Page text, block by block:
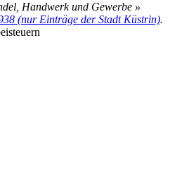
Handwerk und Gewerbe »
(nur Einträge der Stadt Küstrin).